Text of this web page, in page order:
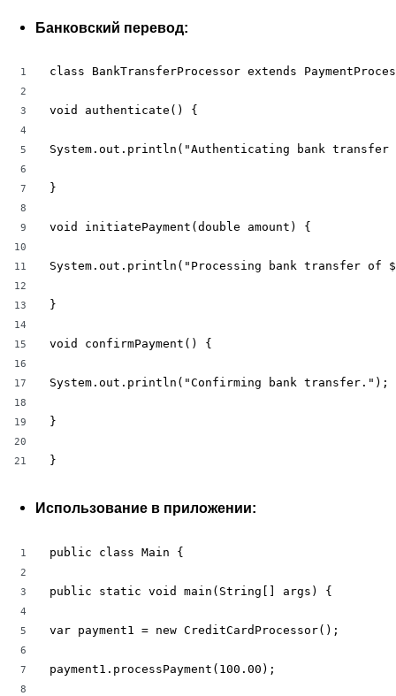
Банковский перевод:
1
2
3
4
5
6
7
8
9
10
11
12
13
14
15
16
17
18
19
20
21
class BankTransferProcessor extends
void authenticate() {
System.out.println("Authenticating bank
}
void initiatePayment(double amount) {
System.out.println("Processing bank transfer of
}
void confirmPayment() {
System.out.println("Confirming bank transfer.");
}
}
Использование в приложении:
1
2
3
4
5
6
7
8
public class Main {
public static void main(String[] args) {
var payment1 = new CreditCardProcessor();
payment1.processPayment(100.00);